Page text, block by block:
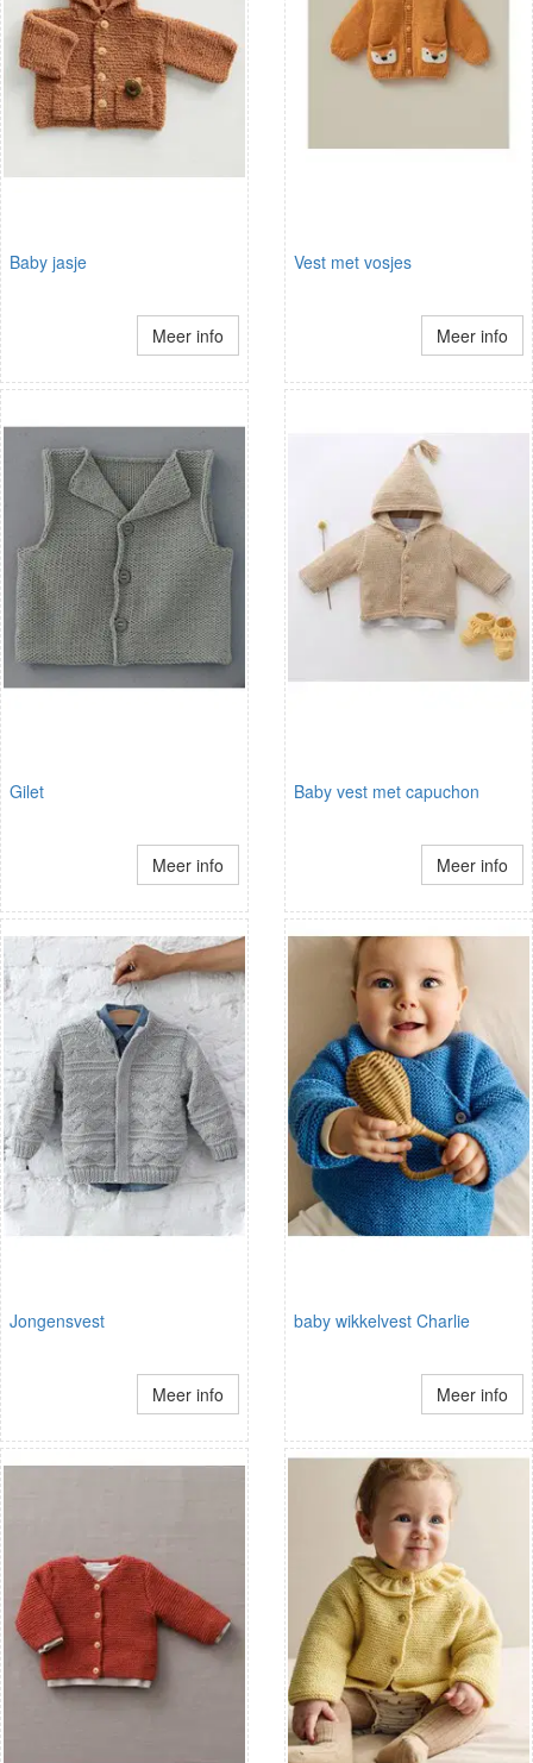
Baby jasje
Meer info
Vest met vosjes
Meer info
Gilet
Meer info
Baby vest met capuchon
Meer info
Jongensvest
Meer info
baby wikkelvest Charlie
Meer info